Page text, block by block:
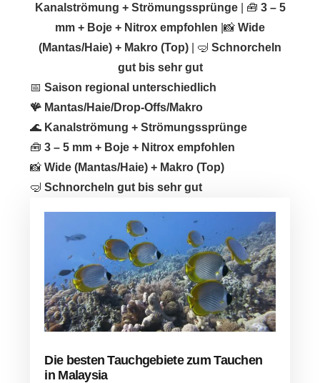
Kanalströmung + Strömungssprünge| 🧰 3 – 5
mm + Boje + Nitrox empfohlen |📸 Wide
(Mantas/Haie) + Makro (Top) | 🤿 Schnorcheln
gut bis sehr gut
📅Saison regional unterschiedlich
🪸 Mantas/Haie/Drop-Offs/Makro
🌊 Kanalströmung + Strömungssprünge
🧰3 – 5 mm + Boje + Nitrox empfohlen
📸Wide (Mantas/Haie) + Makro (Top)
🤿Schnorcheln gut bis sehr gut
Die besten Tauchgebiete zum Tauchen
in Malaysia